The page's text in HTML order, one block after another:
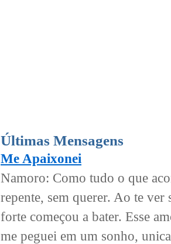
Últimas Mensagens
Me Apaixonei
Namoro: Como tudo o que
repente, sem querer. Ao te ver
forte começou a bater. Esse
me peguei em um sonho,